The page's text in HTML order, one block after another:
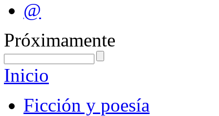
@
Próximamente
Inicio
Ficción y poesía